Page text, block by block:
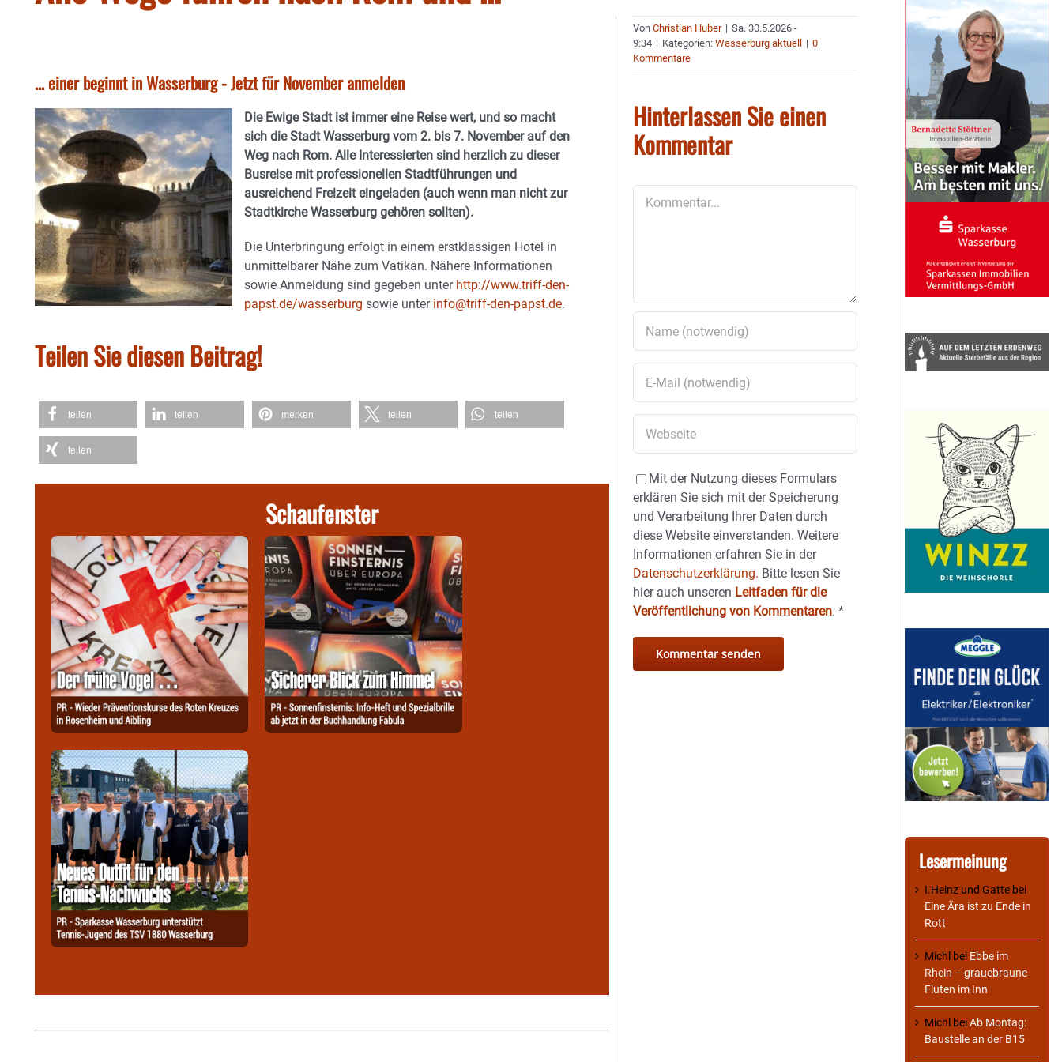
... einer beginnt in Wasserburg - Jetzt für November anmelden
Die Ewige Stadt ist immer eine Reise wert, und so macht
sich die Stadt Wasserburg vom 2. bis 7. November auf den
Weg nach Rom. Alle Interessierten sind herzlich zu dieser
Busreise mit professionellen Stadtführungen und
ausreichend Freizeit eingeladen (auch wenn man nicht zur
Stadtkirche Wasserburg gehören sollten).
Die Unterbringung erfolgt in einem erstklassigen Hotel in
unmittelbarer Nähe zum Vatikan. Nähere Informationen
sowie Anmeldung sind gegeben unter http://www.triff-den-
papst.de/wasserburg sowie unter info@triff-den-papst.de.
Teilen Sie diesen Beitrag!
teilen teilen merken teilen teilen
teilen
Schaufenster
VonChristian Huber | Sa. 30.5.2026 -
9:34 | Kategorien:Wasserburg aktuell | 0
Kommentare
Hinterlassen Sie einen
Kommentar
Mit der Nutzung dieses Formulars
erklären Sie sich mit der Speicherung
und Verarbeitung Ihrer Daten durch
diese Website einverstanden. Weitere
Informationen erfahren Sie in der
Datenschutzerklärung. Bitte lesen Sie
hier auch unseren Leitfaden für die
Veröffentlichung von Kommentaren.*
Lesermeinung
I.Heinz und Gatte bei
Eine Ära ist zu Ende in
Rott
Michl bei Ebbe im
Rhein – grauebraune
Fluten im Inn
Michl beiAb Montag:
Baustelle an der B15